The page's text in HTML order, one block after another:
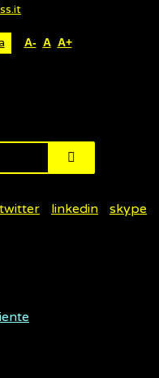
A- A A+
twitter linkedin skype